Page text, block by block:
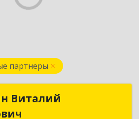
партнеры
Виталий
Агунькин Виталий